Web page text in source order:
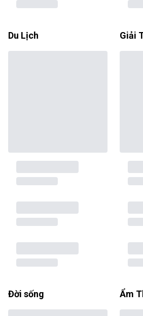
Du Lịch Giải
Đời sống Ẩm